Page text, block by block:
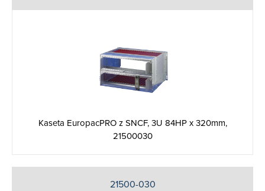
Kaseta EuropacPRO z SNCF, 3U 84HP x 320mm,
21500030
21500-030